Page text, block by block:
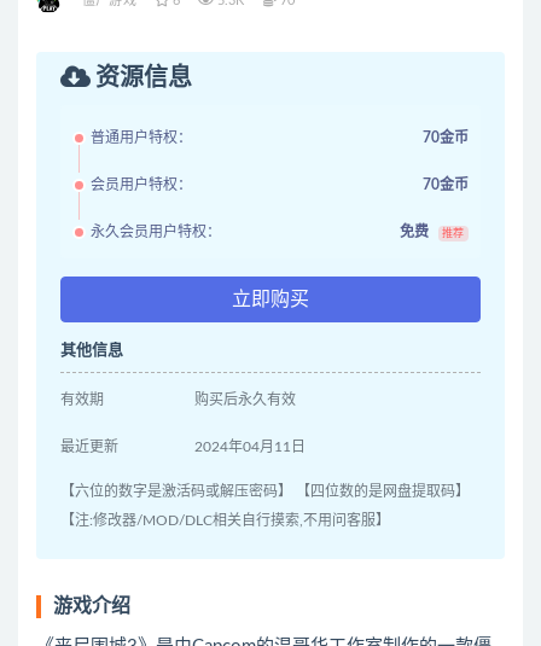
资源信息
普通用户特权： 70金币
会员用户特权： 70金币
永久会员用户特权： 免费 推荐
立即购买
其他信息
有效期 购买后永久有效
最近更新 2024年04月11日
【六位的数字是激活码或解压密码】 【四位数的是网盘提取码】
【注:修改器/MOD/DLC相关自行摸索,不用问客服】
游戏介绍